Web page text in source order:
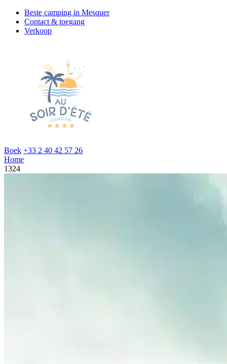
Beste camping in Mesquer
Contact & toegang
Verkoop
Boek +33 2 40 42 57 26
Home
1324